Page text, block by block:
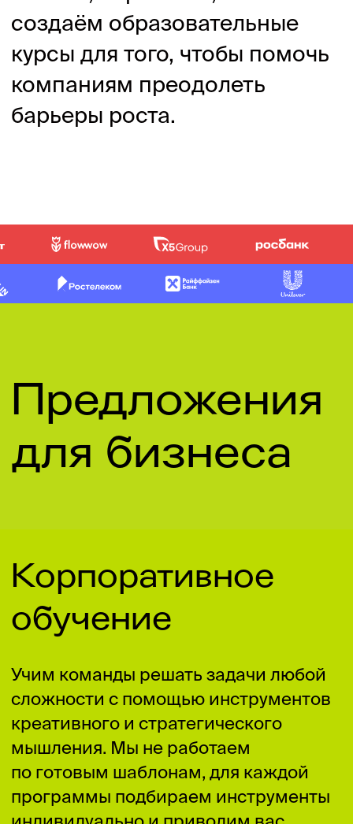
Если у вас есть вопросы, нужно
уточнить детали или подобрать
наиболее подходящий формат
сотрудничества
Получить консультацию
Кейсы ИКРЫ
Курсы и мероприятия
ООО «Школа ИКРА»
Москва, ул. Новослободская, 31с2
Предложения для компаний
По будням с 09:00 до 18:00
info@ikraikra.ru
ИКРА в соцсетях: